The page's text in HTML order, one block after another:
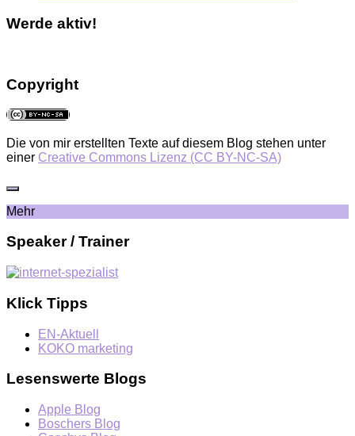
Werde aktiv!
Copyright
Die von mir erstellten Texte auf diesem Blog stehen unter
einer Creative Commons Lizenz (CC BY-NC-SA)
Mehr
Speaker / Trainer
Klick Tipps
EN-Aktuell
KOKO marketing
Lesenswerte Blogs
Apple Blog
Boschers Blog